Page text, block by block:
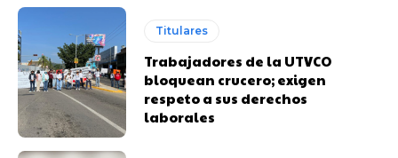
Titulares
Trabajadores de la UTVCO
bloquean crucero; exigen
respeto a sus derechos
laborales